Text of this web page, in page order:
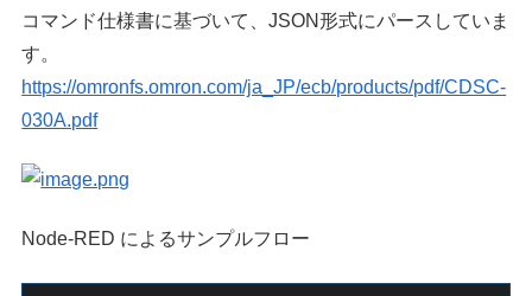
コマンド仕様書に基づいて、JSON形式にパースしていま
す。
https://omronfs.omron.com/ja_JP/ecb/products/pdf/CDSC-
030A.pdf
Node-RED によるサンプルフロー